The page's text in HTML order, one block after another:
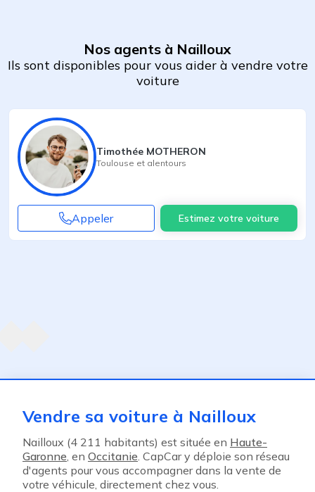
Nos agents à Nailloux
Ils sont disponibles pour vous aider à vendre votre
voiture
Timothée MOTHERON
Toulouse et alentours
Appeler Estimez votre voiture
Vendre sa voiture à Nailloux
Nailloux (4 211 habitants) est située en Haute-
Garonne, en Occitanie. CapCar y déploie son réseau
d'agents pour vous accompagner dans la vente de
votre véhicule, directement chez vous.